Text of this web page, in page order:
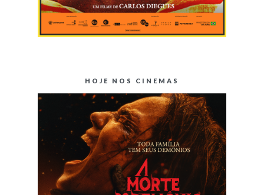
HOJE NOS CINEMAS